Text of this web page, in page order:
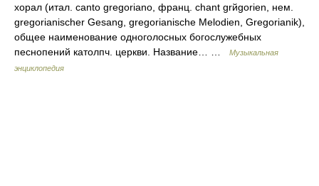
хорал (итал. canto gregoriano, франц. chant grйgorien, нем.
gregorianischer Gesang, gregorianische Melodien, Gregorianik),
общее наименование одноголосных богослужебных
песнопений католпч. церкви. Название… …
Музыкальная
энциклопедия